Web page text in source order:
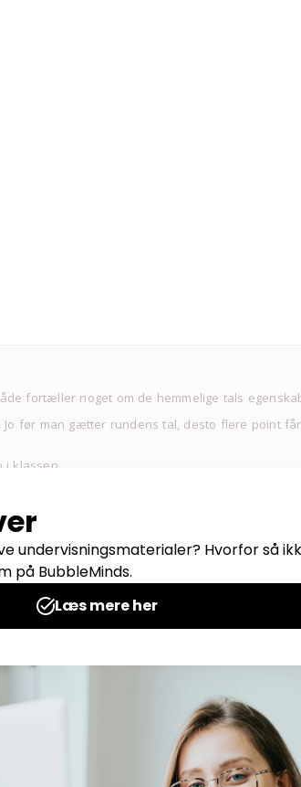
fortæller noget om de hemmelige tals
før man gætter rundens tal, desto flere point
klassen.